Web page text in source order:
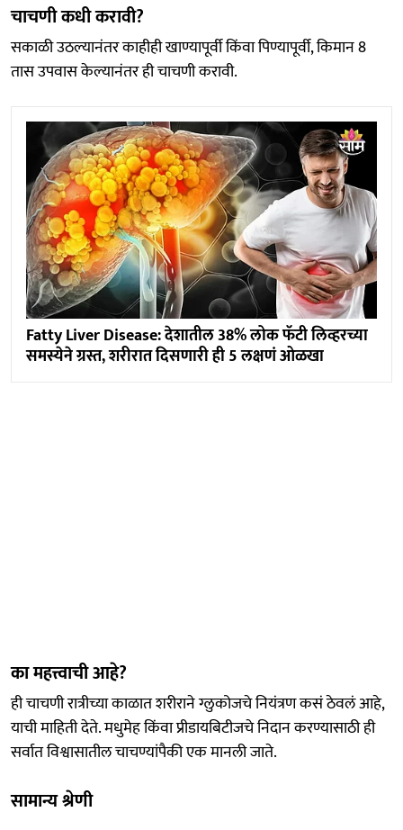
चाचणी कधी करावी?
सकाळी उठल्यानंतर काहीही खाण्यापूर्वी किंवा पिण्यापूर्वी, किमान 8
तास उपवास केल्यानंतर ही चाचणी करावी.
Fatty Liver Disease: देशातील 38% लोक फॅटी लिव्हरच्या
समस्येने ग्रस्त, शरीरात दिसणारी ही 5 लक्षणं ओळखा
का महत्त्वाची आहे?
ही चाचणी रात्रीच्या काळात शरीराने ग्लुकोजचे नियंत्रण कसं ठेवलं आहे,
याची माहिती देते. मधुमेह किंवा प्रीडायबिटीजचे निदान करण्यासाठी ही
सर्वात विश्वासातील चाचण्यांपैकी एक मानली जाते.
सामान्य श्रेणी